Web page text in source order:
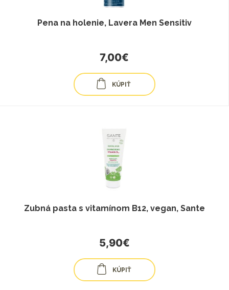
Pena na holenie, Lavera Men Sensitiv
7,00€
KÚPIŤ
Zubná pasta s vitamínom B12, vegan, Sante
5,90€
KÚPIŤ